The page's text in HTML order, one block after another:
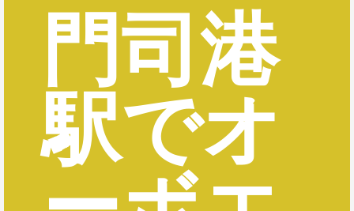
門司港
駅でオ